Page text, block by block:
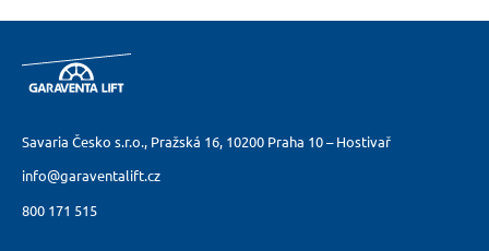
Savaria Česko s.r.o., Pražská 16, 10200 Praha 10 – Hostivař
info@garaventalift.cz
800 171 515